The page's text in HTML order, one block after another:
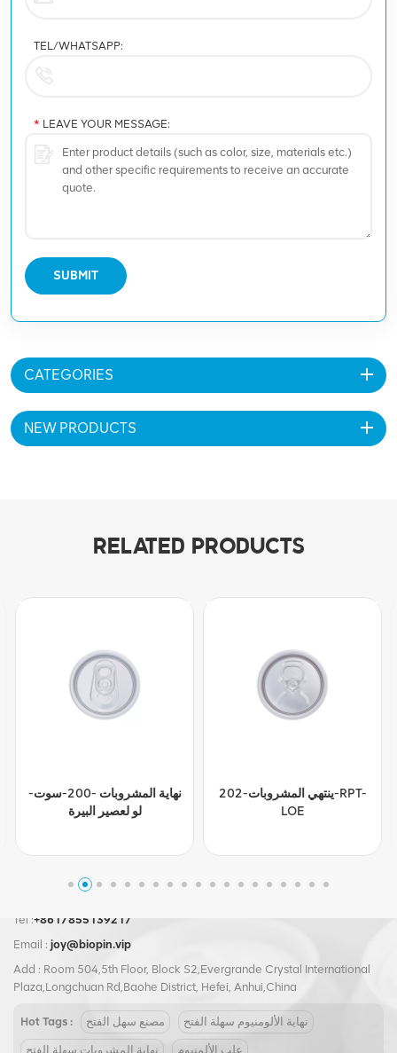
TEL/WHATSAPP:
* LEAVE YOUR MESSAGE:
SUBMIT
CATEGORIES
NEW PRODUCTS
RELATED PRODUCTS
ينتهي المشروبات-202-RPT-
LOE
ينتهي المشروبات -202-سوت-
لو
Tel :+8617855139217
Email : joy@biopin.vip
Add : Room 504,5th Floor, Block S2,Evergrande Crystal International
Plaza,Longchuan Rd,Baohe District, Hefei, Anhui,China
Hot Tags : مصنع سهل الفتح نهاية الألومنيوم سهلة الفتح
نهاية المشروبات سهلة الفتح علب الألمنيوم